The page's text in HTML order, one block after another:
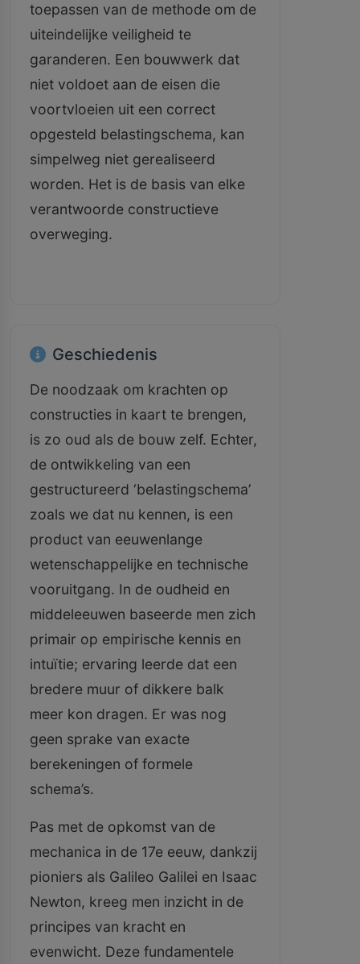
toepassen van de methode om de
uiteindelijke veiligheid te
garanderen. Een bouwwerk dat
niet voldoet aan de eisen die
voortvloeien uit een correct
opgesteld belastingschema, kan
simpelweg niet gerealiseerd
worden. Het is de basis van elke
verantwoorde constructieve
overweging.
Geschiedenis
De noodzaak om krachten op
constructies in kaart te brengen,
is zo oud als de bouw zelf. Echter,
de ontwikkeling van een
gestructureerd ‘belastingschema’
zoals we dat nu kennen, is een
product van eeuwenlange
wetenschappelijke en technische
vooruitgang. In de oudheid en
middeleeuwen baseerde men zich
primair op empirische kennis en
intuïtie; ervaring leerde dat een
bredere muur of dikkere balk
meer kon dragen. Er was nog
geen sprake van exacte
berekeningen of formele
schema’s.
Pas met de opkomst van de
mechanica in de 17e eeuw, dankzij
pioniers als Galileo Galilei en Isaac
Newton, kreeg men inzicht in de
principes van kracht en
evenwicht. Deze fundamentele